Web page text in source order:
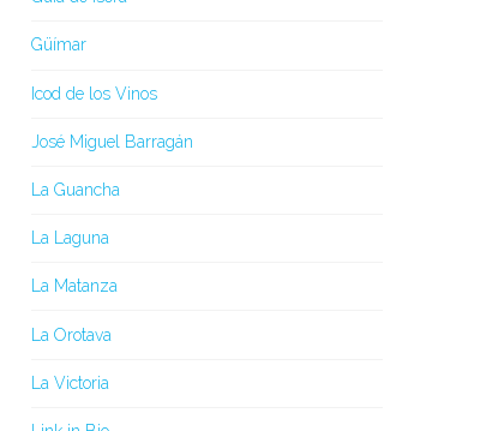
Güímar
Icod de los Vinos
José Miguel Barragán
La Guancha
La Laguna
La Matanza
La Orotava
La Victoria